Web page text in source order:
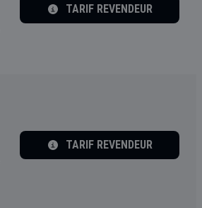
TARIF REVENDEUR
TARIF REVENDEUR